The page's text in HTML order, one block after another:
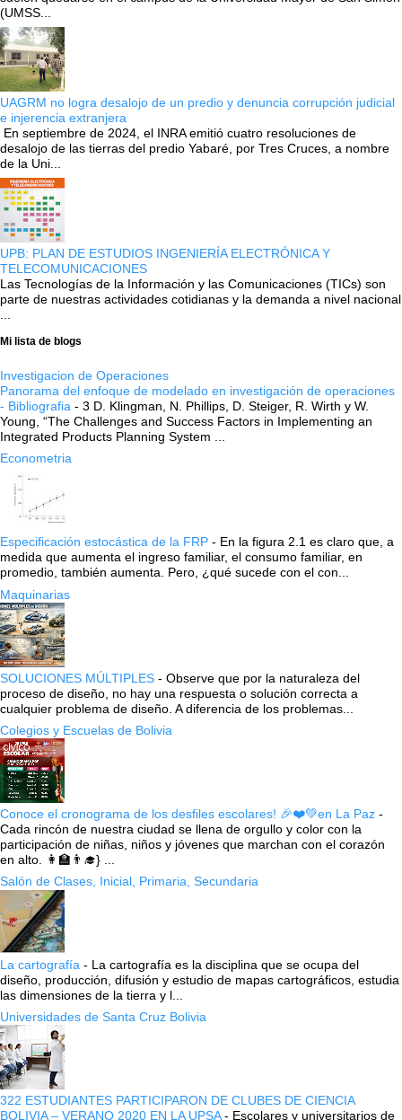
(UMSS...
UAGRM no logra desalojo de un predio y denuncia corrupción judicial
e injerencia extranjera
En septiembre de 2024, el INRA emitió cuatro resoluciones de
desalojo de las tierras del predio Yabaré, por Tres Cruces, a nombre
de la Uni...
UPB: PLAN DE ESTUDIOS INGENIERÍA ELECTRÓNICA Y
TELECOMUNICACIONES
Las Tecnologías de la Información y las Comunicaciones (TICs) son
parte de nuestras actividades cotidianas y la demanda a nivel nacional
Mi lista de blogs
Investigacion de Operaciones
Panorama del enfoque de modelado en investigación de operaciones
- Bibliografia - 3 D. Klingman, N. Phillips, D. Steiger, R. Wirth y W.
Young, “The Challenges and Success Factors in Implementing an
Integrated Products Planning System ...
Econometria
Especificación estocástica de la FRP - En la figura 2.1 es claro que, a
medida que aumenta el ingreso familiar, el consumo familiar, en
promedio, también aumenta. Pero, ¿qué sucede con el con...
Maquinarias
SOLUCIONES MÚLTIPLES - Observe que por la naturaleza del
proceso de diseño, no hay una respuesta o solución correcta a
cualquier problema de diseño. A diferencia de los problemas...
Colegios y Escuelas de Bolivia
Conoce el cronograma de los desfiles escolares! 🎉❤️💚en La Paz -
Cada rincón de nuestra ciudad se llena de orgullo y color con la
participación de niñas, niños y jóvenes que marchan con el corazón
en alto. 👩‍🏫👨‍🎓} ...
Salón de Clases, Inicial, Primaria, Secundaria
La cartografía - La cartografía es la disciplina que se ocupa del
diseño, producción, difusión y estudio de mapas cartográficos, estudia
las dimensiones de la tierra y l...
Universidades de Santa Cruz Bolivia
322 ESTUDIANTES PARTICIPARON DE CLUBES DE CIENCIA
BOLIVIA – VERANO 2020 EN LA UPSA- Escolares y universitarios de